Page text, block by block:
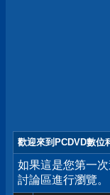
歡迎來到PCDVD數位
如果這是您第一
討論區進行瀏覽。